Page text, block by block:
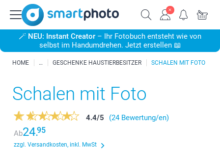
🪄 NEU: Instant Creator – Ihr Fotobuch entsteht wie von
selbst im Handumdrehen. Jetzt erstellen 📖
HOME GESCHENKE HAUSTIERBESITZER SCHALEN MIT FOTO
Schalen mit Foto
4.4/5
(24 Bewertung/en)
Ab24.95
zzgl. Versandkosten, inkl. MwSt